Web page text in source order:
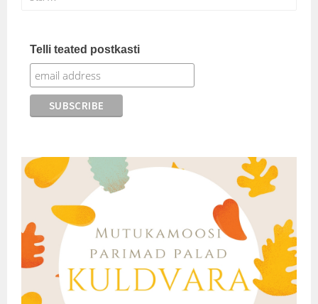
Telli teated postkasti